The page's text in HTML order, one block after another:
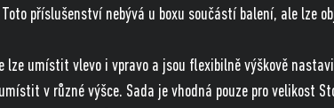
příslušenství nebývá u boxu součástí balení, ale lze
lze umístit vlevo i vpravo a jsou flexibilně výškově
v různé výšce. Sada je vhodná pouze pro velikost